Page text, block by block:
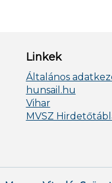
Linkek
Általános
hunsail.hu
Vihar
MVSZ